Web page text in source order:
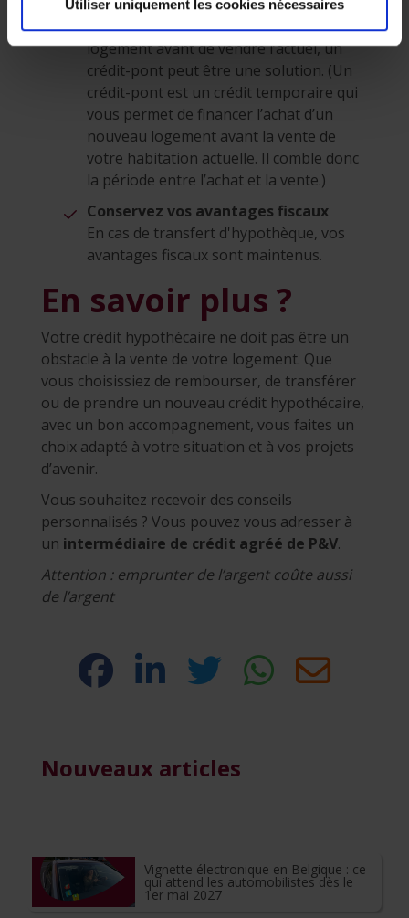
Utiliser uniquement les cookies nécessaires
Crédit-pont
Si vous souhaitez acheter votre nouveau
logement avant de vendre l’actuel, un
crédit-pont peut être une solution. (Un
crédit-pont est un crédit temporaire qui
vous permet de financer l’achat d’un
nouveau logement avant la vente de
votre habitation actuelle. Il comble donc
la période entre l’achat et la vente.)
Conservez vos avantages fiscaux
En cas de transfert d'hypothèque, vos
avantages fiscaux sont maintenus.
En savoir plus ?
Votre crédit hypothécaire ne doit pas être un
obstacle à la vente de votre logement. Que
vous choisissiez de rembourser, de transférer
ou de prendre un nouveau crédit hypothécaire,
avec un bon accompagnement, vous faites un
choix adapté à votre situation et à vos projets
d’avenir.
Vous souhaitez recevoir des conseils
personnalisés ? Vous pouvez vous adresser à
un intermédiaire de crédit agréé de P&V.
Attention : emprunter de l’argent coûte aussi
de l’argent
Nouveaux articles
Vignette électronique en Belgique : ce
qui attend les automobilistes dès le
1er mai 2027